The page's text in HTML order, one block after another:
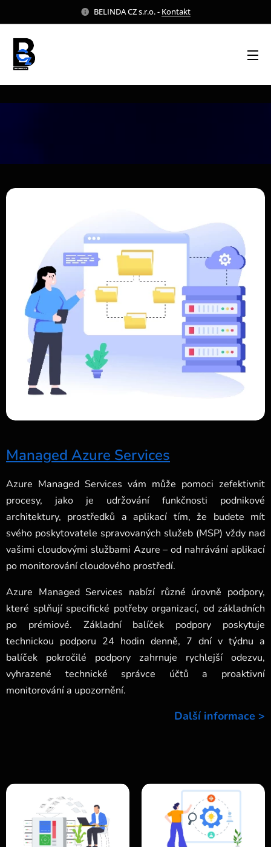
BELINDA CZ s.r.o. - Kontakt
Managed Azure Services
Azure Managed Services vám může pomoci zefektivnit
procesy, jako je udržování funkčnosti podnikové
architektury, prostředků a aplikací tím, že budete mít
svého poskytovatele spravovaných služeb (MSP) vždy nad
vašimi cloudovými službami Azure – od nahrávání aplikací
po monitorování cloudového prostředí.
Azure Managed Services nabízí různé úrovně podpory,
které splňují specifické potřeby organizací, od základních
po prémiové. Základní balíček podpory poskytuje
technickou podporu 24 hodin denně, 7 dní v týdnu a
balíček pokročilé podpory zahrnuje rychlejší odezvu,
vyhrazené technické správce účtů a proaktivní
monitorování a upozornění.
Další informace >